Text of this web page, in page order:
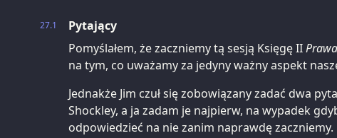
27.1
Pytający
Pomyślałem, że zaczniemy tą sesją Księgę II
na tym, co uważamy za jedyny ważny aspekt
Jednakże Jim czuł się zobowiązany zadać dwa
Shockley, a ja zadam je najpierw, na wypadek
odpowiedzieć na nie zanim naprawdę